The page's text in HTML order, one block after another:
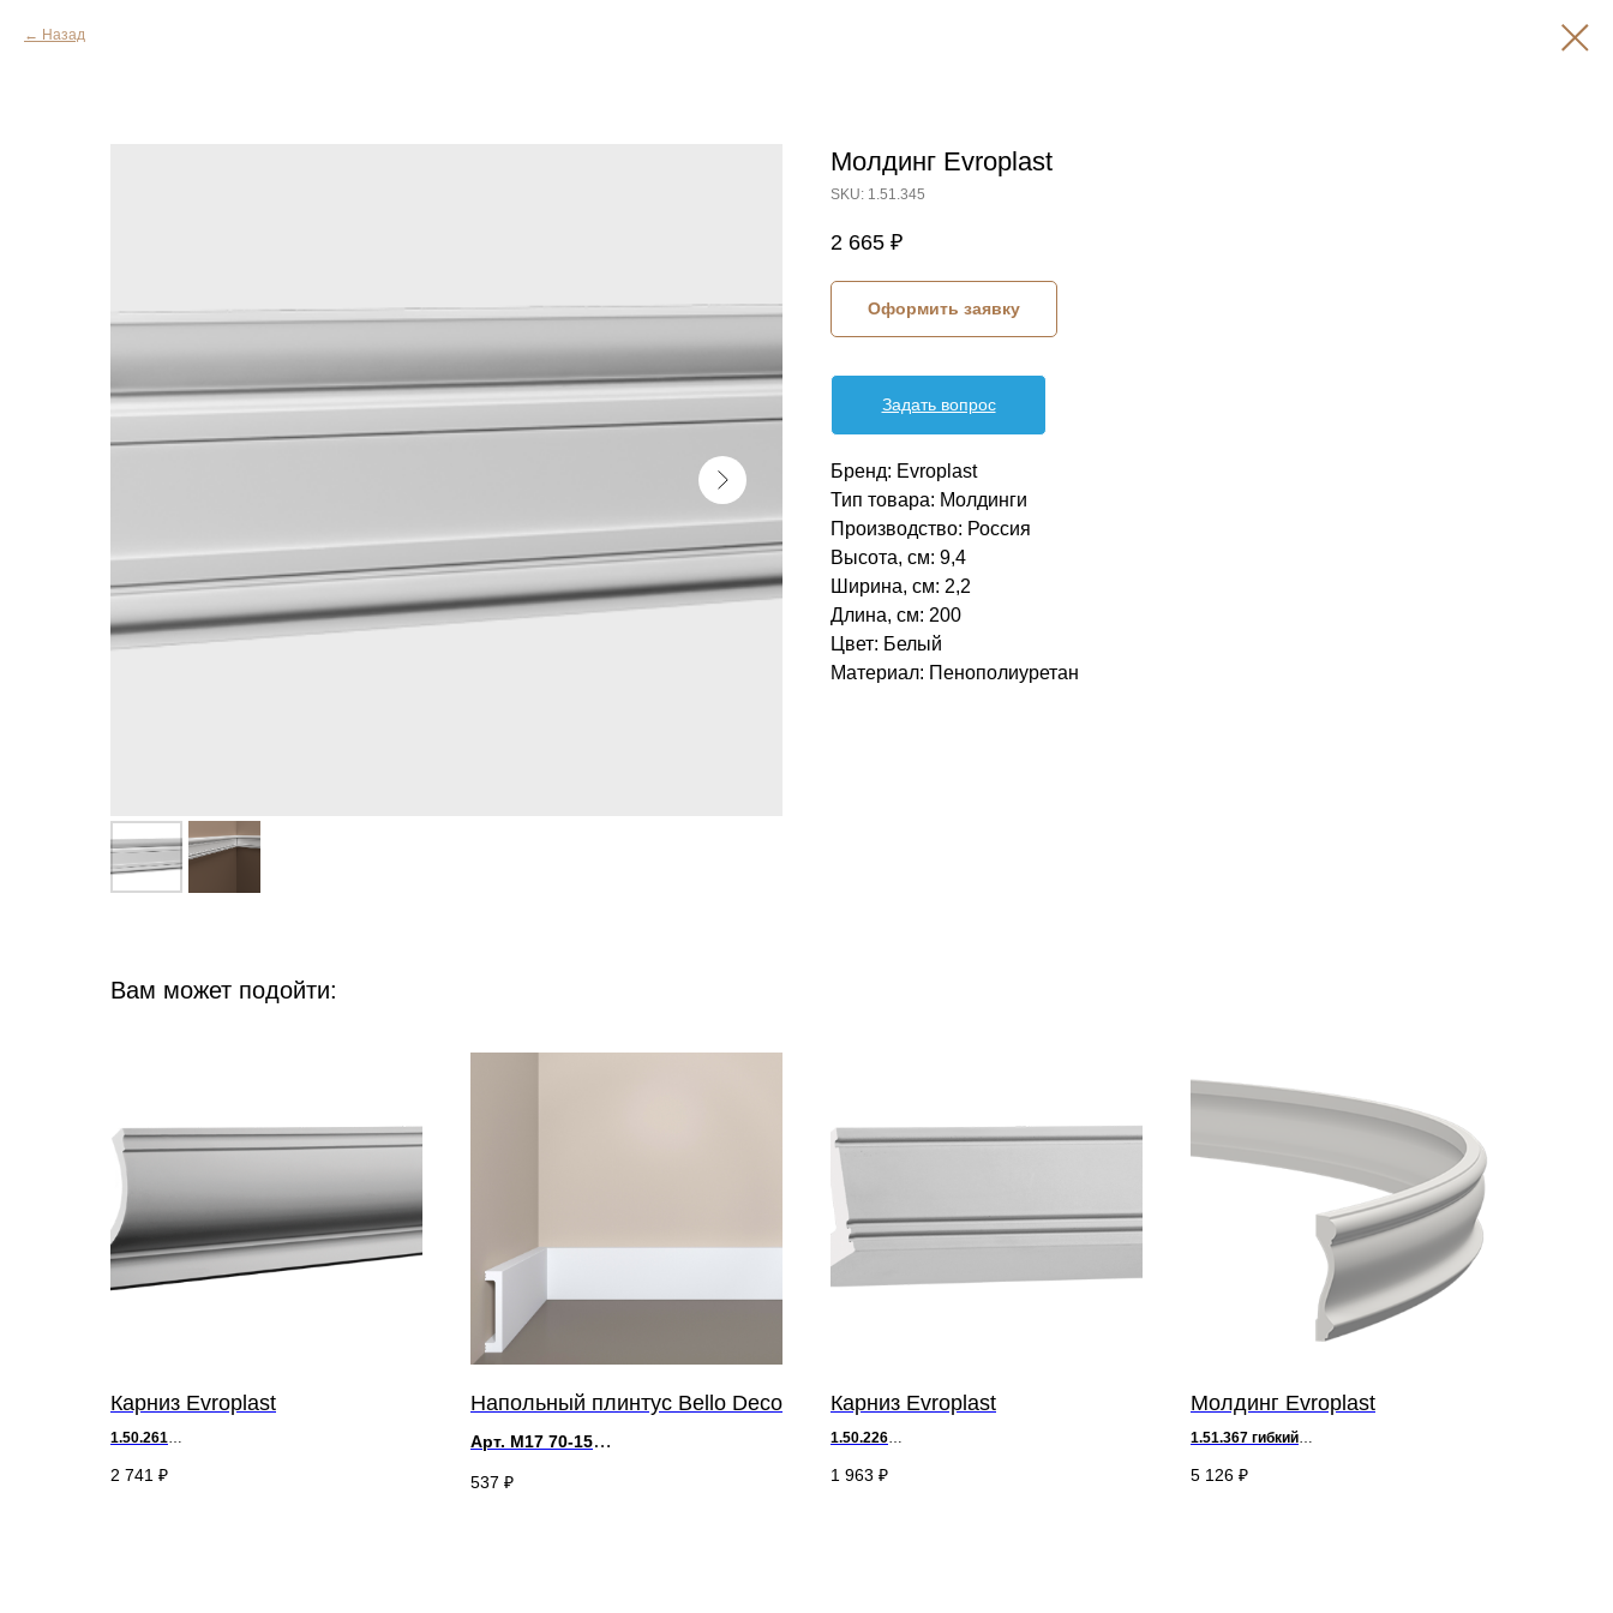
Назад
Молдинг Evroplast
SKU: 1.51.345
2 665 ₽
Оформить заявку
Задать вопрос
Бренд: Evroplast
Тип товара: Молдинги
Производство: Россия
Высота, см: 9,4
Ширина, см: 2,2
Длина, см: 200
Цвет: Белый
Материал: Пенополиуретан‎‎
Вам может подойти:
Карниз Evroplast
1.50.261
2 741 ₽
Напольный плинтус Bello Deco
Арт. М17 70-15
537 ₽
Карниз Evroplast
1.50.226
1 963 ₽
Молдинг Evroplast
1.51.367 гибкий
5 126 ₽